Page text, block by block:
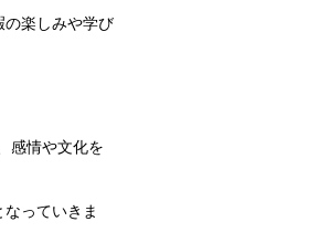
の楽しみや学び
感情や文化を
っていきま